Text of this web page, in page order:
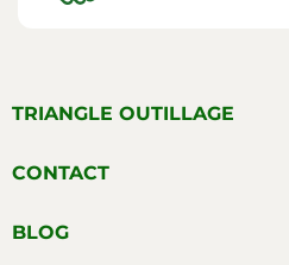
TRIANGLE OUTILLAGE
CONTACT
BLOG